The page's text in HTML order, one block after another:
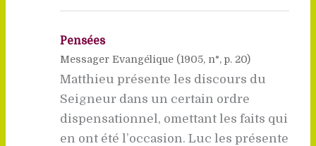
Pensées
Messager Evangélique (1905, n°, p. 20)
Matthieu présente les discours du
Seigneur dans un certain ordre
dispensationnel, omettant les faits qui
en ont été l’occasion. Luc les présente